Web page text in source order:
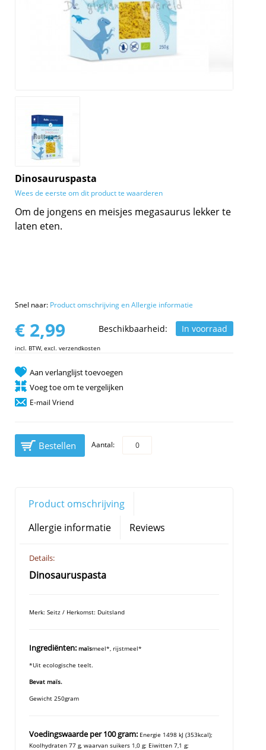
Dinosauruspasta
Wees de eerste om dit product te waarderen
Om de jongens en meisjes megasaurus lekker te
laten eten.
Snel naar: Product omschrijving en Allergie informatie
Beschikbaarheid: In voorraad
€ 2,99
incl. BTW, excl. verzendkosten
Aan verlanglijst toevoegen
Voeg toe om te vergelijken
E-mail Vriend
Bestellen Aantal:
Product omschrijving
Allergie informatie
Reviews
Details:
Dinosauruspasta
Merk: Seitz / Herkomst: Duitsland
Ingrediënten: maïsmeel*, rijstmeel*
*Uit ecologische teelt.
Bevat maïs.
Gewicht 250gram
Voedingswaarde per 100 gram: Energie 1498 kJ (353kcal);
Koolhydraten 77 g, waarvan suikers 1,0 g; Eiwitten 7,1 g;